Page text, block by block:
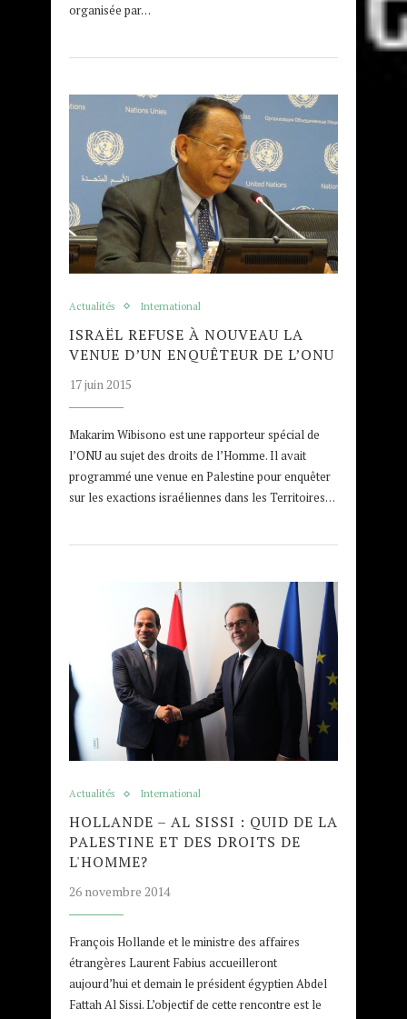
organisée par…
Actualités International
ISRAËL REFUSE À NOUVEAU LA
VENUE D’UN ENQUÊTEUR DE L’ONU
17 juin 2015
Makarim Wibisono est une rapporteur spécial de
l’ONU au sujet des droits de l’Homme. Il avait
programmé une venue en Palestine pour enquêter
sur les exactions israéliennes dans les Territoires…
Actualités International
HOLLANDE – AL SISSI : QUID DE LA
PALESTINE ET DES DROITS DE
L'HOMME?
26 novembre 2014
François Hollande et le ministre des affaires
étrangères Laurent Fabius accueilleront
aujourd’hui et demain le président égyptien Abdel
Fattah Al Sissi. L’objectif de cette rencontre est le